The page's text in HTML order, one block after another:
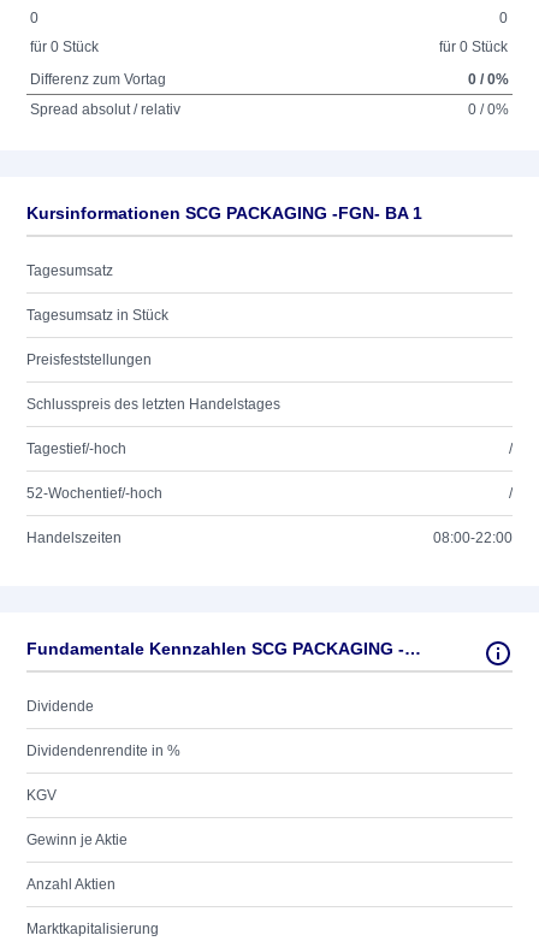
0
für 0 Stück
0
für 0 Stück
Differenz zum Vortag
0 / 0%
Spread absolut / relativ
0 / 0%
Kursinformationen SCG PACKAGING -FGN- BA 1
Tagesumsatz
Tagesumsatz in Stück
Preisfeststellungen
Schlusspreis des letzten Handelstages
Tagestief/-hoch /
52-Wochentief/-hoch /
Handelszeiten 08:00-22:00
Fundamentale Kennzahlen SCG PACKAGING -FGN- BA 1
Dividende
Dividendenrendite in %
KGV
Gewinn je Aktie
Anzahl Aktien
Marktkapitalisierung